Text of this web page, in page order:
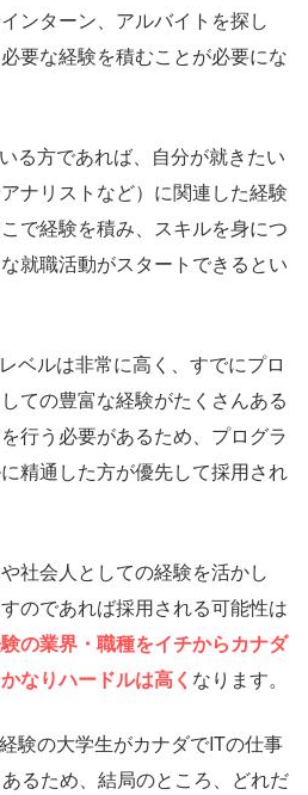
ンターン、アルバイトを探し
要な経験を積むことが必要にな
る方であれば、自分が就きたい
ナリストなど）に関連した経験
で経験を積み、スキルを身につ
就職活動がスタートできるとい
ベルは非常に高く、すでにプロ
ての豊富な経験がたくさんある
行う必要があるため、プログラ
精通した方が優先して採用され
社会人としての経験を活かし
のであれば採用される可能性は
の業界・職種をイチからカナダ
なりハードルは高く なります。
験の大学生がカナダでITの仕事
るため、結局のところ、どれだ